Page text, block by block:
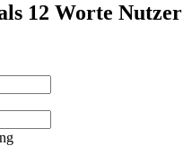
12 Worte Nutzer